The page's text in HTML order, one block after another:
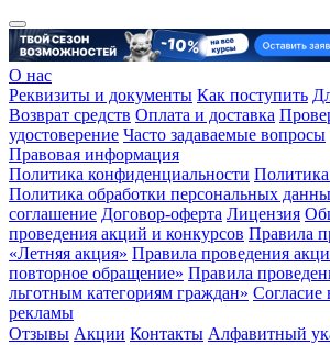
О нас
Реквизиты и документы Как поступить
Возврат средств Оплата и доставка
удостоверение Часто задаваемые вопросы
Правовая информация
Политика конфиденциальности
Политика обработки персональных
соглашение Договор-оферта Лицензия
проведения акций и конкурсов Правила
«Летняя акция» Правила проведения
повторное обращение» Правила
льготным категориям граждан» Согласие
рекламы
Отзывы Акции Контакты Алфавитный